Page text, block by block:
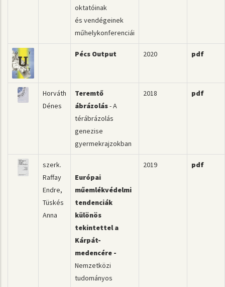
oktatóinak
és vendégeinek
műhelykonferenciái
Pécs Output 2020 pdf
Horváth
Dénes
Teremtő
ábrázolás- A
térábrázolás
genezise
gyermekrajzokban
2018 pdf
szerk.
Raffay
Endre,
Tüskés
Anna
Európai
műemlékvédelmi
tendenciák
különös
tekintettel a
Kárpát-
medencére -
Nemzetközi
tudományos
2019 pdf